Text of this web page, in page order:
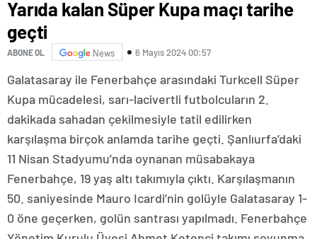
Yarıda kalan Süper Kupa maçı tarihe
geçti
ABONE OL News 6 Mayıs 2024 00:57
Galatasaray ile Fenerbahçe arasındaki Turkcell Süper
Kupa mücadelesi, sarı-lacivertli futbolcuların 2.
dakikada sahadan çekilmesiyle tatil edilirken
karşılaşma birçok anlamda tarihe geçti. Şanlıurfa’daki
11 Nisan Stadyumu’nda oynanan müsabakaya
Fenerbahçe, 19 yaş altı takımıyla çıktı. Karşılaşmanın
50. saniyesinde Mauro Icardi’nin golüyle Galatasaray 1-
0 öne geçerken, golün santrası yapılmadı. Fenerbahçe